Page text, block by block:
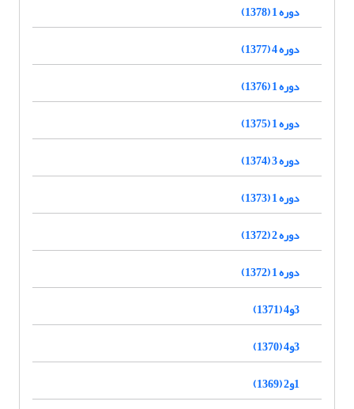
دوره 1 (1378)
دوره 4 (1377)
دوره 1 (1376)
دوره 1 (1375)
دوره 3 (1374)
دوره 1 (1373)
دوره 2 (1372)
دوره 1 (1372)
3و4 (1371)
3و4 (1370)
1و2 (1369)